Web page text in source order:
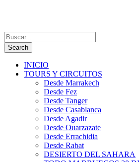
INICIO
TOURS Y CIRCUITOS
Desde Marrakech
Desde Fez
Desde Tanger
Desde Casablanca
Desde Agadir
Desde Ouarzazate
Desde Errachidia
Desde Rabat
DESIERTO DEL SAHARA